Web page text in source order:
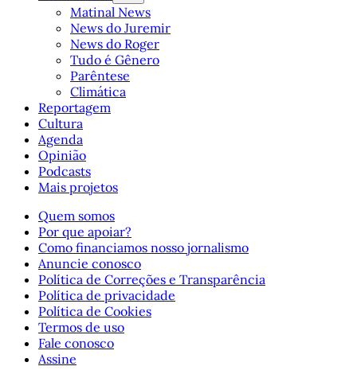
Matinal News
News do Juremir
News do Roger
Tudo é Gênero
Parêntese
Climática
Reportagem
Cultura
Agenda
Opinião
Podcasts
Mais projetos
Quem somos
Por que apoiar?
Como financiamos nosso jornalismo
Anuncie conosco
Política de Correções e Transparência
Política de privacidade
Política de Cookies
Termos de uso
Fale conosco
Assine